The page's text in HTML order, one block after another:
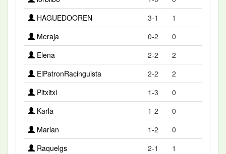
HAGUEDOOREN
3-1
1
Meraja
0-2
0
Elena
2-2
2
ElPatronRacinguista
2-2
2
Pitxitxi
1-3
0
Karla
1-2
0
Marian
1-2
0
Raquelgs
2-1
1